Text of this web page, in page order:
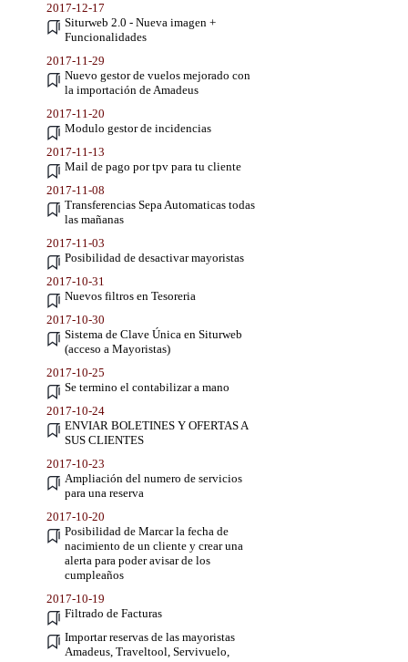
2017-12-17
Siturweb 2.0 - Nueva imagen +
Funcionalidades
2017-11-29
Nuevo gestor de vuelos mejorado con
la importación de Amadeus
2017-11-20
Modulo gestor de incidencias
2017-11-13
Mail de pago por tpv para tu cliente
2017-11-08
Transferencias Sepa Automaticas todas
las mañanas
2017-11-03
Posibilidad de desactivar mayoristas
2017-10-31
Nuevos filtros en Tesoreria
2017-10-30
Sistema de Clave Única en Siturweb
(acceso a Mayoristas)
2017-10-25
Se termino el contabilizar a mano
2017-10-24
ENVIAR BOLETINES Y OFERTAS A
SUS CLIENTES
2017-10-23
Ampliación del numero de servicios
para una reserva
2017-10-20
Posibilidad de Marcar la fecha de
nacimiento de un cliente y crear una
alerta para poder avisar de los
cumpleaños
2017-10-19
Filtrado de Facturas
Importar reservas de las mayoristas
Amadeus, Traveltool, Servivuelo,